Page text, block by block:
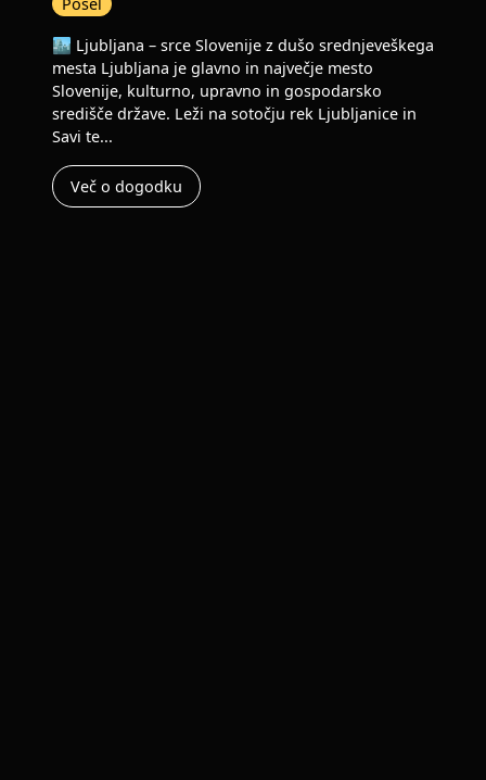
🏙️ Ljubljana – srce Slovenije z dušo srednjeveškega
mesta Ljubljana je glavno in največje mesto
Slovenije, kulturno, upravno in gospodarsko
središče države. Leži na sotočju rek Ljubljanice in
Savi te...
Več o dogodku